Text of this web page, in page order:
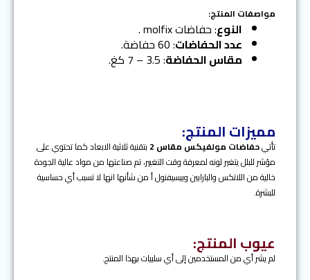
o
u
s
مواصفات المنتج:
النوع: حفاضات molfix .
عدد الحفاضات: 60 حفاضة.
مقاس الحفاضة: 3.5 – 7 كغ.
مميزات المنتج:
تأتيحفاضات مولفيكس مقاس 2
بتقنية ثلاثية الابعاد كما تحتوي على
مؤشر للبلل يتغير لونه لمعرفة وقت التغيير، تم صناعتها من مواد عالية الجودة
خالية من اللاتكس والبارابين وبيسيفنول أ من شأنها انها لا تسبب أي حساسية
للبشرة.
عيوب المنتج:
لم يشر أي من المستخدمين إلى أي سلبيات بهذا المنتج.